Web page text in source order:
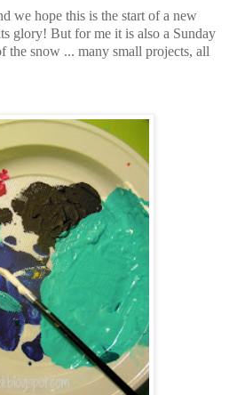
we hope this is the start of a new
glory! But for me it is also a Sunday
the snow ... many small projects, all